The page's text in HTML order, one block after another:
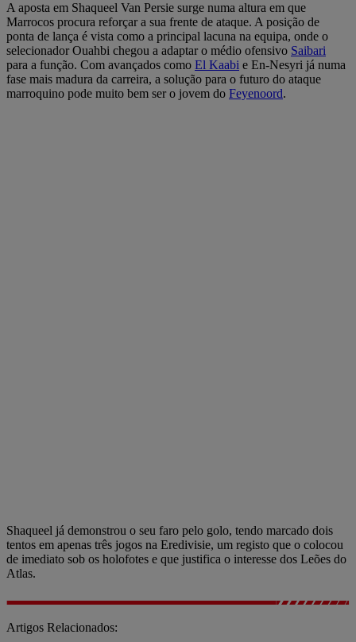
A aposta em Shaqueel Van Persie surge numa altura em que
Marrocos procura reforçar a sua frente de ataque. A posição de
ponta de lança é vista como a principal lacuna na equipa, onde o
selecionador Ouahbi chegou a adaptar o médio ofensivo Saibari
para a função. Com avançados como El Kaabi e En-Nesyri já numa
fase mais madura da carreira, a solução para o futuro do ataque
marroquino pode muito bem ser o jovem do Feyenoord.
Shaqueel já demonstrou o seu faro pelo golo, tendo marcado dois
tentos em apenas três jogos na Eredivisie, um registo que o colocou
de imediato sob os holofotes e que justifica o interesse dos Leões do
Atlas.
Artigos Relacionados: